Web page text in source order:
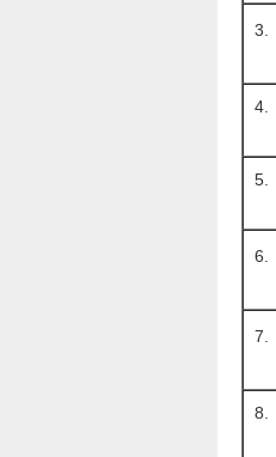
3.
4.
5.
6.
7.
8.